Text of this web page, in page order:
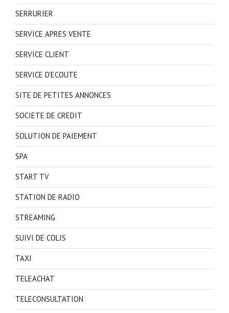
SERRURIER
SERVICE APRES VENTE
SERVICE CLIENT
SERVICE D'ECOUTE
SITE DE PETITES ANNONCES
SOCIETE DE CREDIT
SOLUTION DE PAIEMENT
SPA
START TV
STATION DE RADIO
STREAMING
SUIVI DE COLIS
TAXI
TELEACHAT
TELECONSULTATION